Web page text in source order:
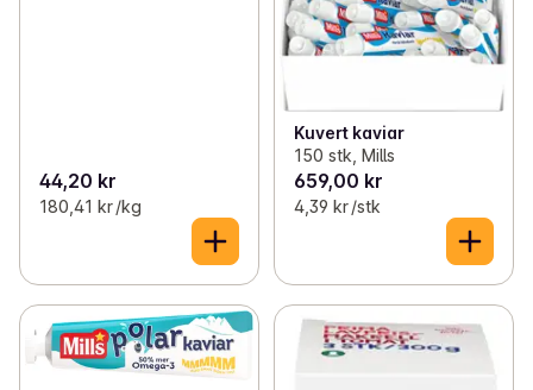
44,20 kr
180,41 kr /kg
Kuvert kaviar
150 stk, Mills
659,00 kr
4,39 kr /stk